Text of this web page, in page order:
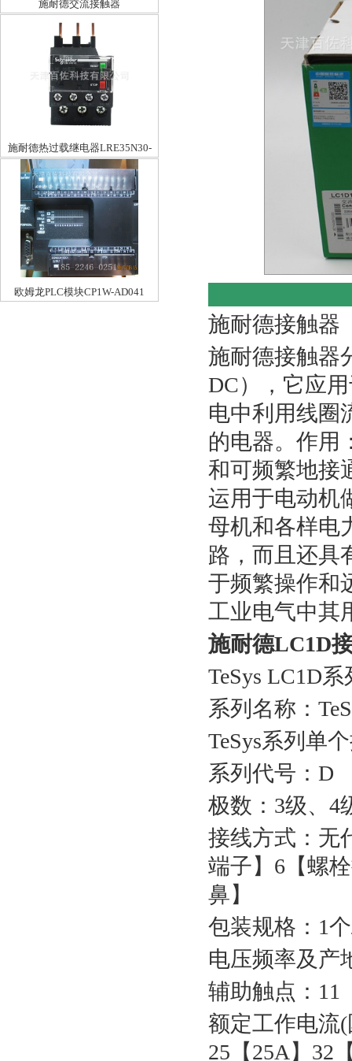
施耐德交流接触器
LC1E1210CC5N12A36V
施耐德热过载继电器LRE35N30-
38A
欧姆龙PLC模块CP1W-AD041
施耐德接触器
施耐德接触器
DC），它应
电中利用线圈
的电器。作用
和可频繁地接
运用于电动机
母机和各样电
路，而且还具
于频繁操作和
工业电气中其
施耐德LC1D
TeSys LC1D
系列名称：
TeSys系列单
系列代号：D
极数：3级、4
接线方式：无
端子】6【螺
鼻】
包装规格：1
电压频率及产
辅助触点：11
额定工作电流
25【25A】32